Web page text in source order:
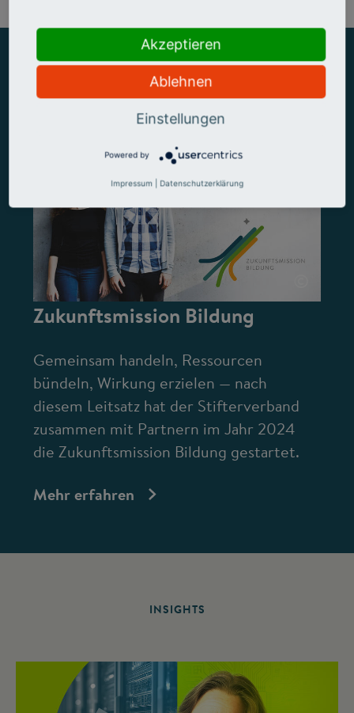
ZUSAMMEN MEHR ERREICHEN
Zukunftsmission Bildung
Gemeinsam handeln, Ressourcen
bündeln, Wirkung erzielen — nach
diesem Leitsatz hat der Stifterverband
zusammen mit Partnern im Jahr 2024
die Zukunftsmission Bildung gestartet.
Mehr erfahren
INSIGHTS
Akzeptieren
Ablehnen
Einstellungen
Powered by
Impressum Datenschutzerklärung